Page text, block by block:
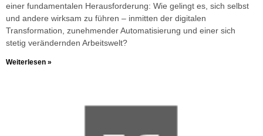
einer fundamentalen Herausforderung: Wie gelingt es, sich selbst
und andere wirksam zu führen – inmitten der digitalen
Transformation, zunehmender Automatisierung und einer sich
stetig verändernden Arbeitswelt?
Weiterlesen »